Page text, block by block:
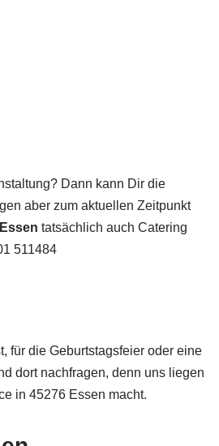
Dann kann Dir die
aber zum aktuellen Zeitpunkt
tatsächlich auch Catering
511484
für die Geburtstagsfeier oder eine
dort nachfragen, denn uns liegen
in 45276 Essen macht.